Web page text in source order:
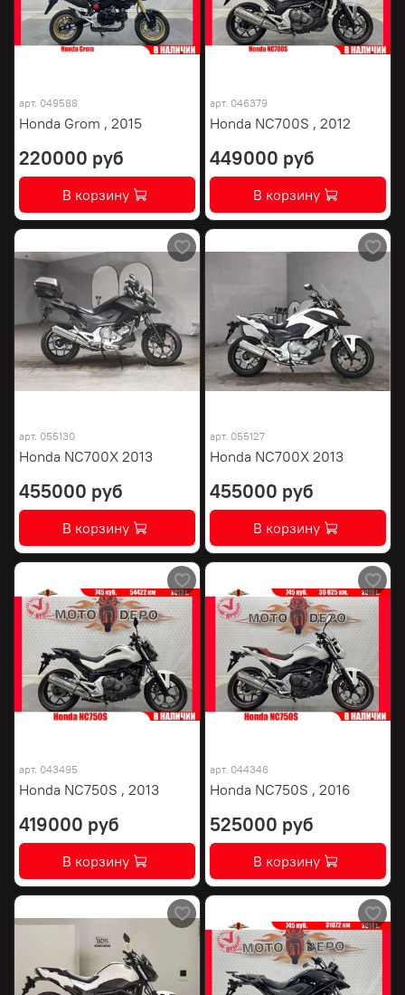
арт. 049588
Honda Grom , 2015
220000 руб
В корзину
арт. 046379
Honda NC700S , 2012
449000 руб
В корзину
арт. 055130
Honda NC700X 2013
455000 руб
В корзину
арт. 055127
Honda NC700X 2013
455000 руб
В корзину
арт. 043495
Honda NC750S , 2013
419000 руб
В корзину
арт. 044346
Honda NC750S , 2016
525000 руб
В корзину